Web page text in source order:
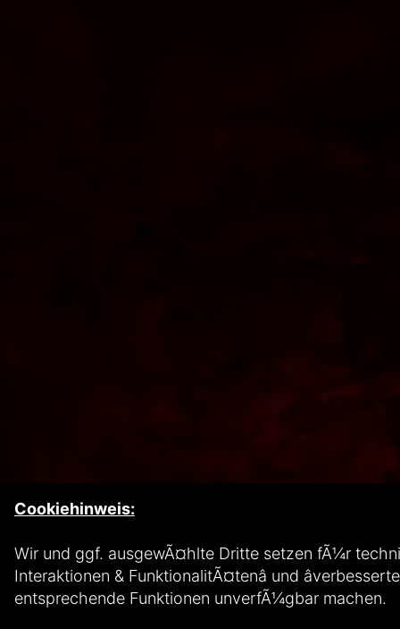
Cookiehinweis:
Wir und ggf. ausgewÃ¤hlte Dritte setzen fÃ¼r
Interaktionen & FunktionalitÃ¤tenâ und
entsprechende Funktionen unverfÃ¼gbar machen.